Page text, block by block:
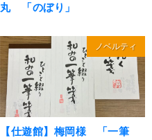
丸 「のぼり」
ノベルティ
【仕遊館】梅岡様 「一筆